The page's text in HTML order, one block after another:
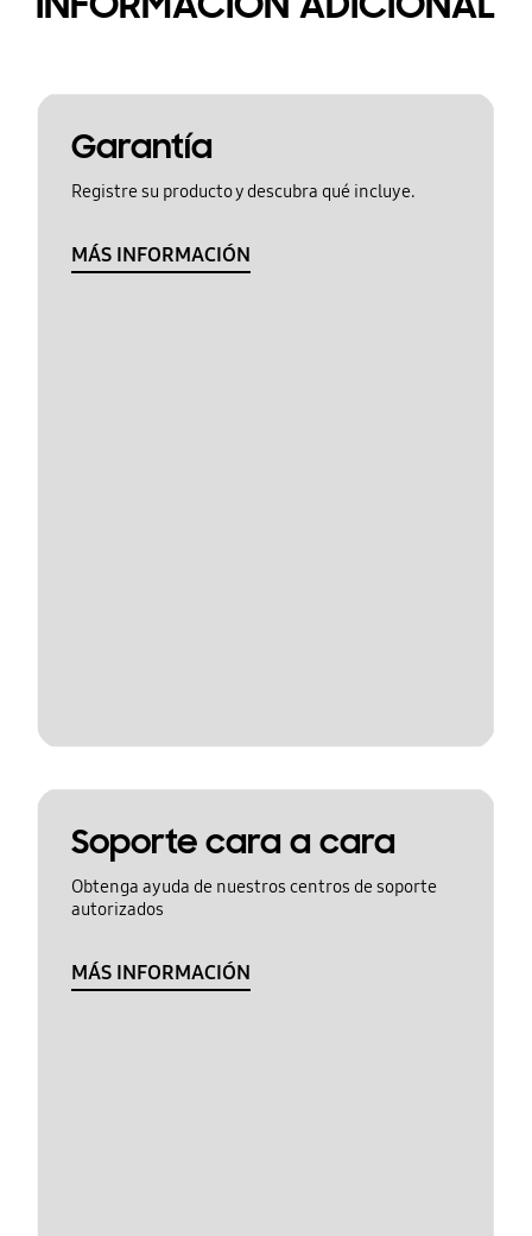
Garantía
Registre su producto y descubra qué incluye.
MÁS INFORMACIÓN
Soporte cara a cara
Obtenga ayuda de nuestros centros de soporte
autorizados
MÁS INFORMACIÓN